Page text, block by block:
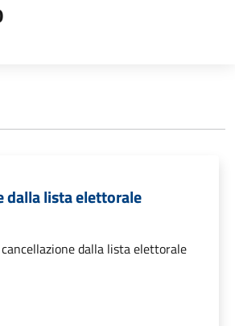
dalla lista elettorale
dalla lista elettorale